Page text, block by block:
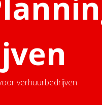
verhuurbedrijven